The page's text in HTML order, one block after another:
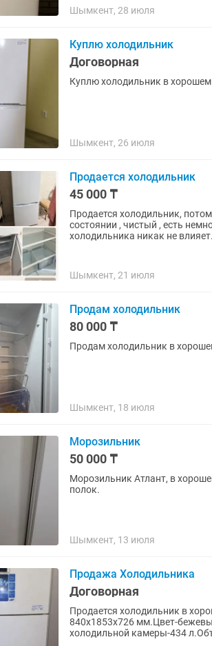
Шымкент, 28 июля
Куплю холодильник
Договорная
Куплю холодильник в хорошем
Шымкент, 26 июля
Продается холодильник
45 000 ₸
Продается холодильник,
состоянии , чистый , есть
холодильника никак не
Шымкент, 21 июля
Продам холодильник
80 000 ₸
Продам холодильник в
Шымкент, 18 июля
Морозильник
50 000 ₸
Морозильник Атлант, в
полок.
Шымкент, 13 июля
Продажа Холодильника
Договорная
Продается холодильник в
840x1853x726 мм.Цвет-
холодильной камеры-434